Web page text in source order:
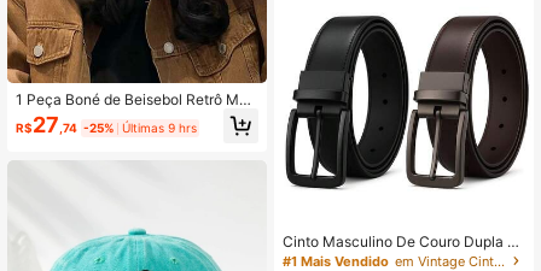
1 Peça Boné de Beisebol Retrô Marr
om Café da Moda
R$27,74 -25% Últimas 9 hrs
Cinto Masculino De Couro Dupla Fa
ce Masculino Com Fivela Giratória
#1 Mais Vendido
em Vintage Cintos Masculinos